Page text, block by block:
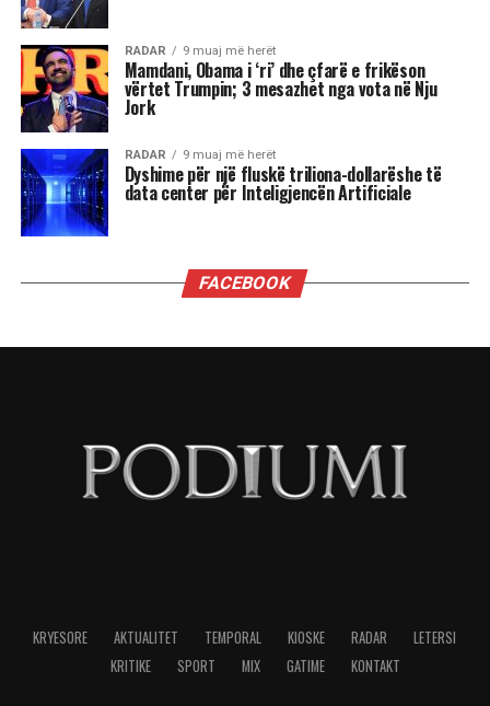
RADAR 9 muaj më herët
Mamdani, Obama i ‘ri’ dhe çfarë e frikëson
vërtet Trumpin; 3 mesazhet nga vota në Nju
Jork
RADAR 9 muaj më herët
Dyshime për një fluskë triliona-dollarëshe të
data center për Inteligjencën Artificiale
FACEBOOK
KRYESORE AKTUALITET TEMPORAL KIOSKE RADAR
LETERSI
KRITIKE
SPORT MIX GATIME KONTAKT